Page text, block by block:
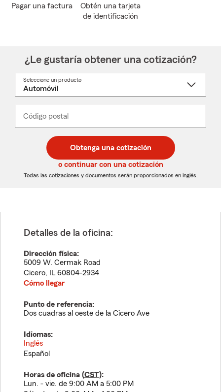
Pagar una factura
Obtén una tarjeta
de identificación
¿Le gustaría obtener una cotización?
Seleccione un producto
desplegable
Código postal
de
5
dígitos
de
5
dígitos
_____
Obtenga una cotización
o continuar con una cotización
Todas las cotizaciones y documentos serán proporcionados en inglés.
Detalles de la oficina:
Dirección física:
5009 W. Cermak Road
Cicero, IL 60804-2934
Cómo llegar
Punto de referencia:
Dos cuadras al oeste de la Cicero Ave
Idiomas:
Inglés
Español
Horas de oficina (CST):
Lun. - vie. de 9:00 AM a 5:00 PM